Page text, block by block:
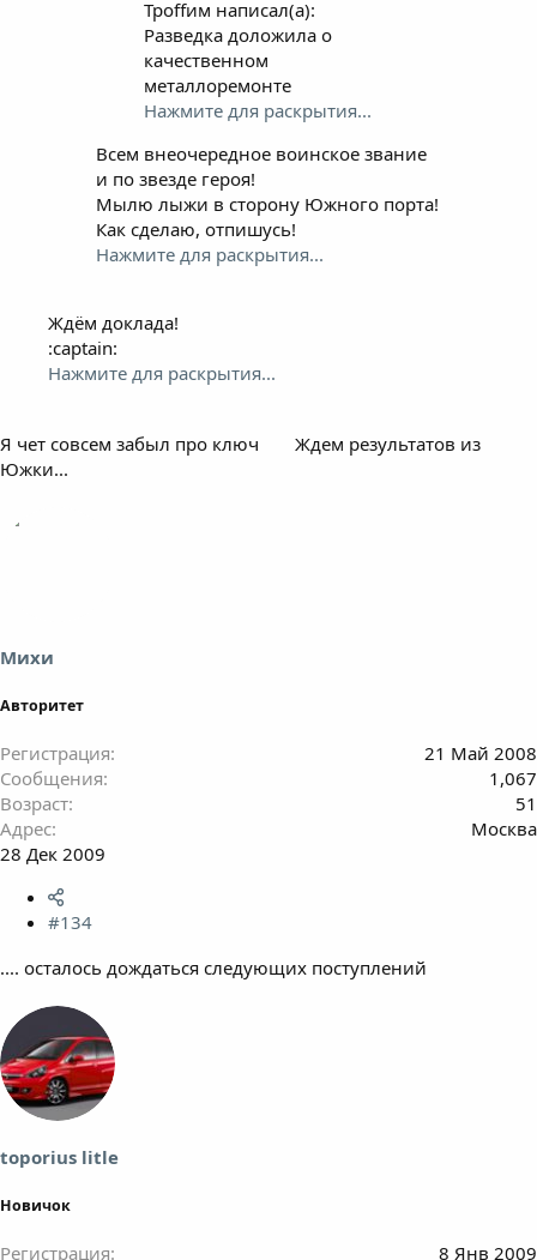
Троffим написал(а):
Разведка доложила о
качественном
металлоремонте
Нажмите для раскрытия...
Всем внеочередное воинское звание
и по звезде героя!
Мылю лыжи в сторону Южного порта!
Как сделаю, отпишусь!
Нажмите для раскрытия...
Ждём доклада!
:captain:
Нажмите для раскрытия...
Я чет совсем забыл про ключ
Ждем результатов из
Южки...
Михи
Авторитет
Регистрация
21 Май 2008
Сообщения
1,067
Возраст
51
Адрес
Москва
28 Дек 2009
#134
.... осталось дождаться следующих поступлений
toporius litle
Новичок
Регистрация 8 Янв 2009